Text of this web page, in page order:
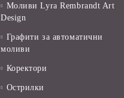
Моливи Lyra Rembrandt Art
Design
Графити за автоматични
моливи
Коректори
Острилки